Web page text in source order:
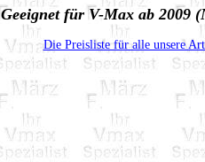
Geeignet für V-Max ab 2009
Die Preisliste für alle unsere